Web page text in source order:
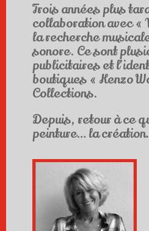
Trois années plus
collaboration avec «
la recherche
sonore. Ce sont
publicitaires et
boutiques « Kenzo
Collections.
Depuis, retour à ce
peinture… la